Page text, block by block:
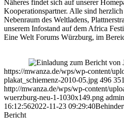
Näheres findet sich auf unserer
Kooperationspartner. Alle sind
Nebenraum des Weltladens,
unserem Infostand auf dem Africa
Eine Welt Forums Würzburg, im
https://mwanza.de/wps/wp-content/
plakat_schiemenz-2010-05.jpg 496 351
http://mwanza.de/wps/wp-content/
wuerzburg-neu-1-1030x149.png
16:12:562022-11-23 09:29:40
Bericht